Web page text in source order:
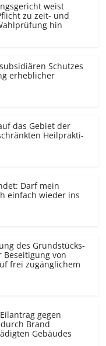
weist
zu zeit- und
hin
Schutzes
erheblicher
das Gebiet der
Heilprakti­
Darf mein
einfach wieder ins
des Grundstücks­
von
frei zugänglichem
gegen
Brand
Gebäudes